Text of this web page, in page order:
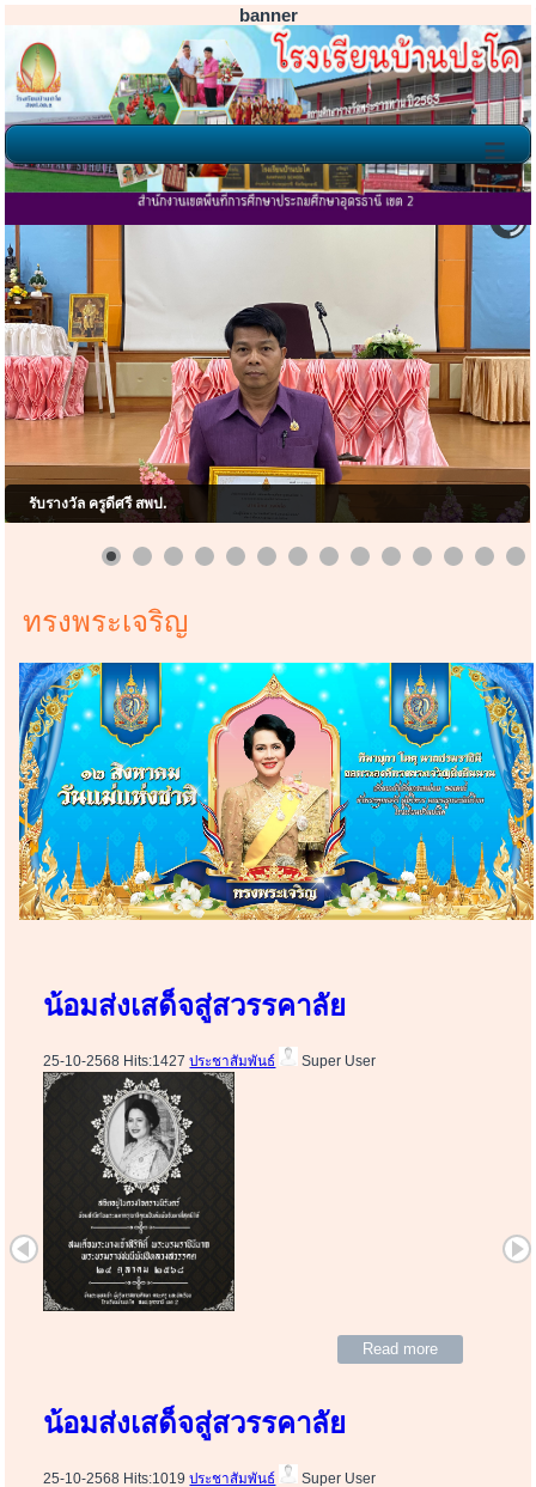
banner
≡
โรงเรียนบ้
รับรางวัล ครูดีศรี สพป.
ทรงพระเจริญ
น้อมส่งเสด็จสู่สวรรคาลัย
25-10-2568 Hits:1427ประชาสัมพันธ์ Super User
Read more
น้อมส่งเสด็จสู่สวรรคาลัย
25-10-2568 Hits:1019ประชาสัมพันธ์ Super User